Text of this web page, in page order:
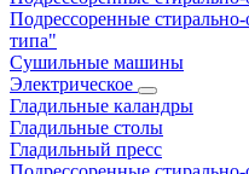
Подрессоренные
типа"
Сушильные машины
Электрическое
Гладильные каландры
Гладильные столы
Гладильный пресс